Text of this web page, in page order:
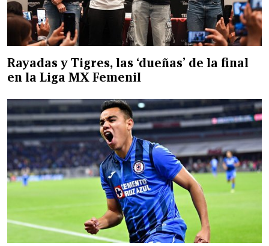
Rayadas y Tigres, las ‘dueñas’ de la final
en la Liga MX Femenil